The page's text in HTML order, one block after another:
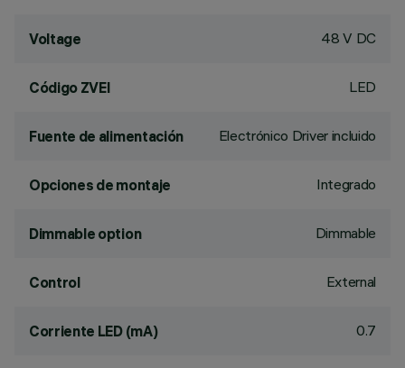
Voltage 48 V DC
Código ZVEI LED
Fuente de alimentación Electrónico Driver incluido
Opciones de montaje Integrado
Dimmable option Dimmable
Control External
Corriente LED (mA) 0.7